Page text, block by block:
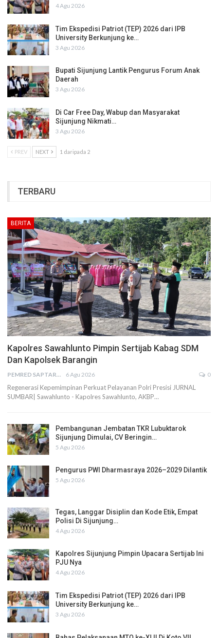
4 Agu 2026
Tim Ekspedisi Patriot (TEP) 2026 dari IPB
University Berkunjung ke…
3 Agu 2026
Bupati Sijunjung Lantik Pengurus Forum Anak
Daerah
3 Agu 2026
Di Car Free Day, Wabup dan Masyarakat
Sijunjung Nikmati…
3 Agu 2026
PREV NEXT 1 daripada 2
TERBARU
BERITA
Kapolres Sawahlunto Pimpin Sertijab Kabag SDM
Dan Kapolsek Barangin
PEMRED SAPTARIUS 6 Agu 2026 0
Regenerasi Kepemimpinan Perkuat Pelayanan Polri Presisi JURNAL
SUMBAR| Sawahlunto - Kapolres Sawahlunto, AKBP…
Pembangunan Jembatan TKR Lubuktarok
Sijunjung Dimulai, CV Beringin…
5 Agu 2026
Pengurus PWI Dharmasraya 2026–2029 Dilantik
5 Agu 2026
Tegas, Langgar Disiplin dan Kode Etik, Empat
Polisi Di Sijunjung…
4 Agu 2026
Kapolres Sijunjung Pimpin Upacara Sertijab Ini
PJU Nya
4 Agu 2026
Tim Ekspedisi Patriot (TEP) 2026 dari IPB
University Berkunjung ke…
3 Agu 2026